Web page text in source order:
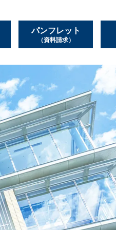
パンフレット
（資料請求）